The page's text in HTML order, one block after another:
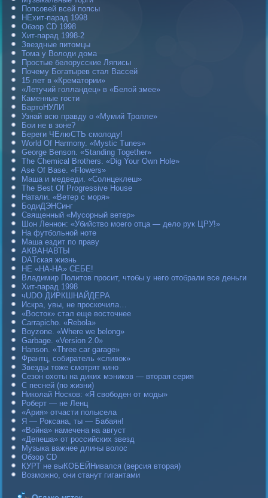
Попсовей всей попсы
НЕхит-парад 1998
Обзор CD 1998
Хит-парад 1998-2
Звездные питомцы
Тома у Володи дома
Простые белорусские Ляписы
Почему Богатырев стал Вассей
15 лет в «Крематории»
«Летучий голландец» в «Белой змее»
Каменные гости
БартоНУЛИ
Узнай всю правду о «Мумий Тролле»
Бои не в зоне?
Береги ЧЕлюСТЬ смолоду!
World Of Harmony. «Mystic Tunes»
George Benson. «Standing Together»
The Chemical Brothers. «Dig Your Own Hole»
Ase Of Base. «Flowers»
Маша и медведи. «Солнцеклеш»
The Best Of Progressive House
Натали. «Ветер с моря»
БодиДЭНСинг
Священный «Мусорный ветер»
Шон Леннон: «Убийство моего отца — дело рук ЦРУ!»
На футбольной ноте
Маша ездит по праву
АКВАНАВТЫ
DAТская жизнь
НЕ «НА-НА» СЕБЕ!
Владимир Политов просит, чтобы у него отобрали все деньги
Хит-парад 1998
чUDO ДИРКШНАЙДЕРА
Искра, увы, не проскочила…
«Восток» стал еще восточнее
Carraрicho. «Rebola»
Boyzone. «Where we belong»
Garbage. «Version 2.0»
Hanson. «Three car garage»
Франтц, собиратель «сливок»
Звезды тоже смотрят кино
Сезон охоты на диких мэников — вторая серия
С песней (по жизни)
Николай Носков: «Я свободен от моды»
Роберт — не Ленц
«Ария» отчасти полысела
Я — Роксана, ты — Бабаян!
«Война» намечена на август
«Депеша» от российских звезд
Музыка важнее длины волос
Обзор CD
КУРТ не выКОБЕЙНивался (версия вторая)
Возможно, они станут гигантами